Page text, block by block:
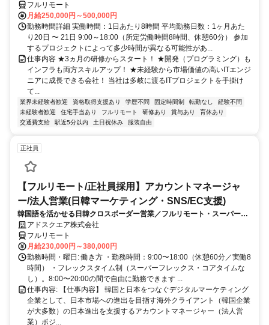
フルリモート
月給250,000円～500,000円
勤務時間詳細 実働時間：1日あたり8時間 平均勤務日数：1ヶ月あた
り20日 〜 21日 9:00～18:00（所定労働時間8時間、休憩60分） 参加
するプロジェクトによって多少時間が異なる可能性があ...
仕事内容 ★3ヵ月の研修からスタート！ ★開発（プログラミング）も
インフラも両方スキルアップ！ ★未経験から市場価値の高いITエンジ
ニアに成長できる会社！ 当社は多岐に渡るITプロジェクトを手掛け
て...
業界未経験者歓迎 資格取得支援あり 学歴不問 固定時間制 転勤なし
経験不問
未経験者歓迎
住宅手当あり フルリモート 研修あり 賞与あり
育休あり
交通費支給
駅近5分以内 土日祝休み 服装自由
正社員
【フルリモート/正社員採用】アカウントマネージャ
ー/法人営業(日韓マーケティング・SNS/EC支援)
韓国語を活かせる日韓クロスボーダー営業／フルリモート・スーパーフ
レックス
アドスクエア株式会社
フルリモート
月給230,000円～380,000円
勤務時間・曜日: 働き方 ・勤務時間：9:00〜18:00（休憩60分／実働8
時間） ・フレックスタイム制（スーパーフレックス・コアタイムな
し）。8:00〜20:00の間で自由に勤務できます ...
仕事内容: 【仕事内容】 韓国と日本をつなぐデジタルマーケティング
企業として、日本市場への進出を目指す海外クライアント（韓国企業
が大多数）の日本進出を支援するアカウントマネージャー（法人営
業）ポジ...